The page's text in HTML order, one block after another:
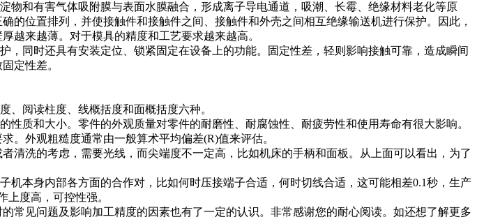
和有害气体吸附膜与表面水膜融合，形成离子导电通道，吸潮、长霉、绝缘材料老化等原
位置排列，并使接触件和接触件之间、接触件和外壳之间相互绝缘输送机进行保护。因此，
越来越薄。对于模具的精度和工艺要求越来越高。
同时还具有安装定位、锁紧固定在设备上的功能。固定性差，轻则影响接触可靠，造成瞬间
定性差。
阅读柱度、线概括度和面概括度六种。
和大小。零件的外观质量对零件的耐磨性、耐腐蚀性、耐疲劳性和使用寿命有很大影响。
。外观粗糙度通常由一般算术平均偏差(R)值来评估。
洗的考虑，需要光线，而尖端度不一定高，比如机床的手柄和面板。从上面可以看出，为了
本身内部各方面的合作对，比如何时压接端子合适，何时切线合适，这可能相差0.1秒，生产
度高，可控性强。
见问题及影响加工精度的因素也有了一定的认识。非常感谢您的耐心阅读。如还想了解更多